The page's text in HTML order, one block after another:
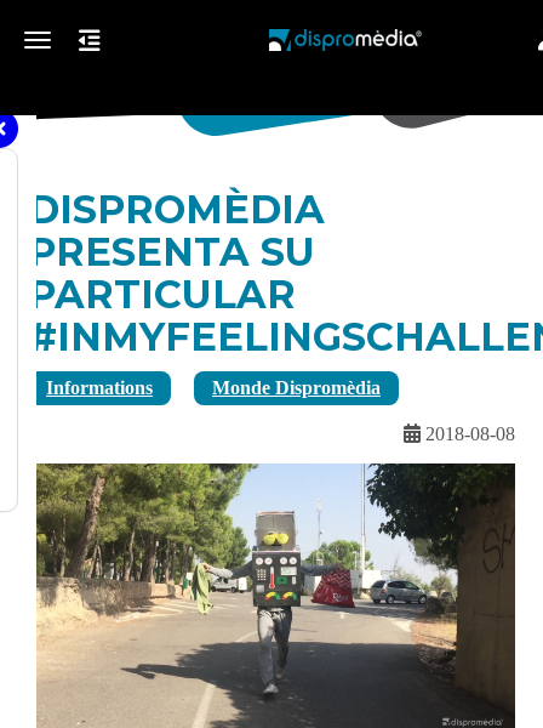
Toggle navigation
DISPROMÈDIA
PRESENTA SU
PARTICULAR
Informations Monde Dispromèdia
2018-08-08